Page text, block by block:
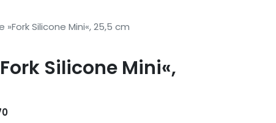
Silicone Mini«, 25,5 cm
Silicone Mini«,